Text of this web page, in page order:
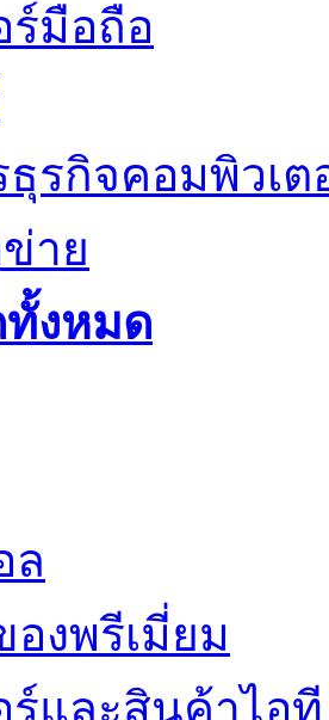
ร์มือถือ
รกิจคอมพิวเต
าย
งหมด
ล
งพรีเมี่ยม
ร์และสินค้าไอที